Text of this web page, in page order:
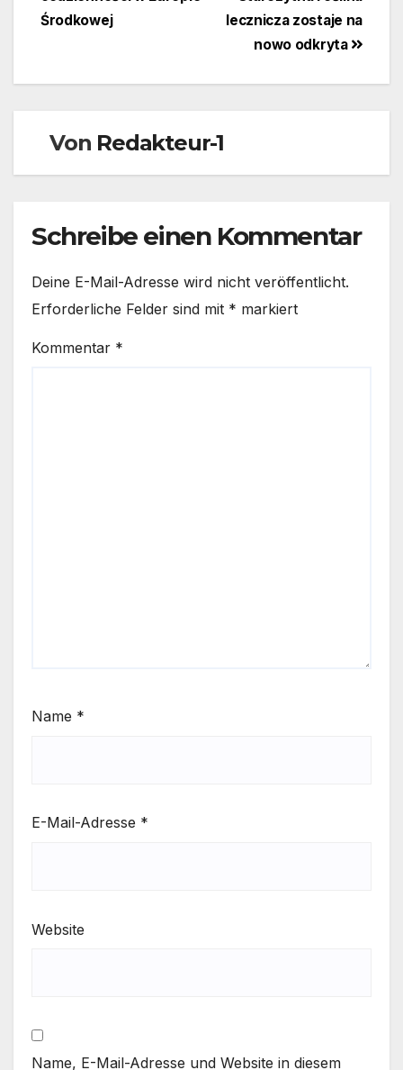
lecznicza zostaje na
nowo odkryta
Środkowej
Von Redakteur-1
Schreibe einen Kommentar
Deine E-Mail-Adresse wird nicht veröffentlicht.
Erforderliche Felder sind mit * markiert
Kommentar *
Name *
E-Mail-Adresse *
Website
Name, E-Mail-Adresse und Website in diesem